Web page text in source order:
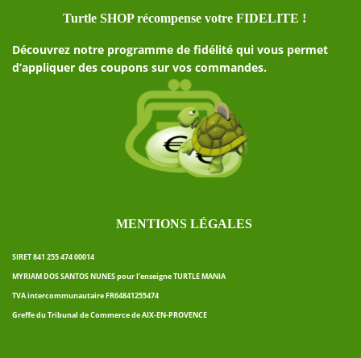
Turtle SHOP récompense votre FIDELITE !
Découvrez notre programme de fidélité qui vous permet
d’appliquer des coupons sur vos commandes.
MENTIONS LÉGALES
SIRET 841 255 474 00014
MYRIAM DOS SANTOS NUNES pour l’enseigne TURTLE MANIA
TVA intercommunautaire FR64841255474
Greffe du Tribunal de Commerce de AIX-EN-PROVENCE